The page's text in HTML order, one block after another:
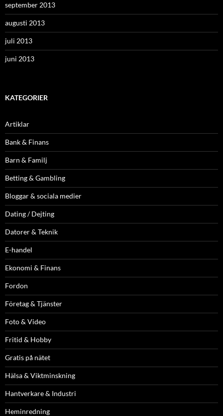
september 2013
augusti 2013
juli 2013
juni 2013
KATEGORIER
Artiklar
Bank & Finans
Barn & Familj
Betting & Gambling
Bloggar & sociala medier
Dating / Dejting
Datorer & Teknik
E-handel
Ekonomi & Finans
Fordon
Företag & Tjänster
Foto & Video
Fritid & Hobby
Gratis på nätet
Hälsa & Viktminskning
Hantverkare & Industri
Heminredning